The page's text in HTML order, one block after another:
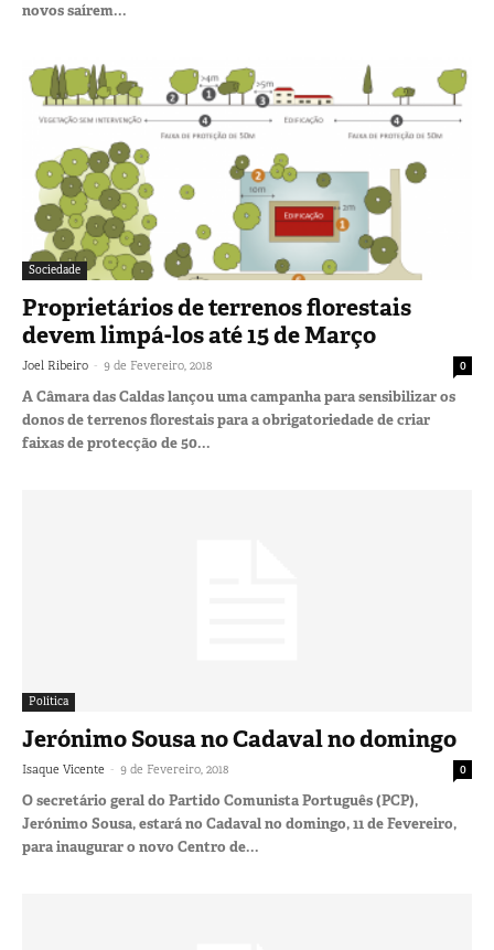
novos saírem...
Sociedade
Proprietários de terrenos florestais
devem limpá-los até 15 de Março
Joel Ribeiro - 9 de Fevereiro, 2018 0
A Câmara das Caldas lançou uma campanha para sensibilizar os
donos de terrenos florestais para a obrigatoriedade de criar
faixas de protecção de 50...
Política
Jerónimo Sousa no Cadaval no domingo
Isaque Vicente - 9 de Fevereiro, 2018 0
O secretário geral do Partido Comunista Português (PCP),
Jerónimo Sousa, estará no Cadaval no domingo, 11 de Fevereiro,
para inaugurar o novo Centro de...